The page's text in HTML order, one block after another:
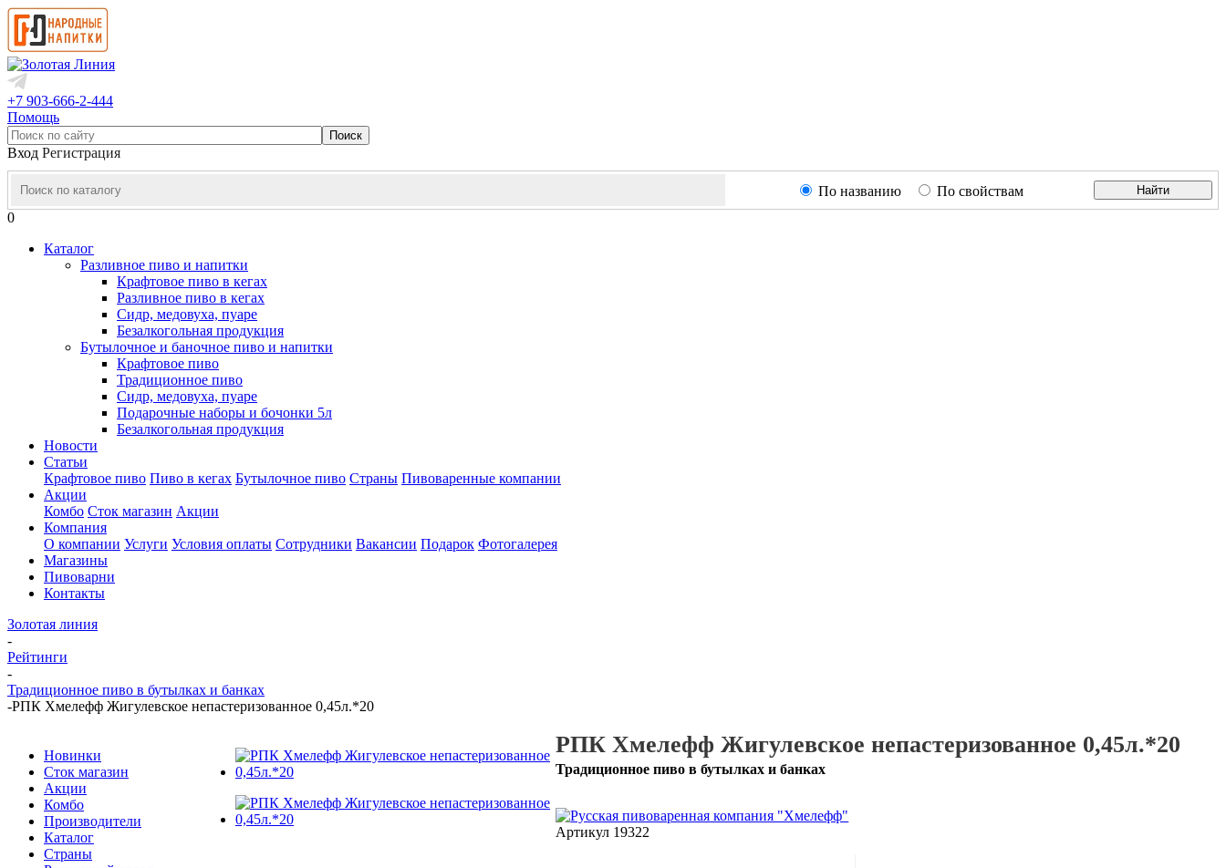
+7 903-666-2-444
Помощь
Вход Регистрация
По названию По свойствам Найти
0
Каталог
Разливное пиво и напитки
Крафтовое пиво в кегах
Разливное пиво в кегах
Сидр, медовуха, пуаре
Безалкогольная продукция
Бутылочное и баночное пиво и напитки
Крафтовое пиво
Традиционное пиво
Сидр, медовуха, пуаре
Подарочные наборы и бочонки 5л
Безалкогольная продукция
Новости
Статьи
Крафтовое пиво Пиво в кегах Бутылочное пиво Страны Пивоваренные компании
Акции
Комбо Сток магазин Акции
Компания
О компании Услуги Условия оплаты Сотрудники Вакансии Подарок Фотогалерея
Магазины
Пивоварни
Контакты
Золотая линия
-
Рейтинги
-
Традиционное пиво в бутылках и банках
-РПК Хмелефф Жигулевское непастеризованное 0,45л.*20
Новинки
Сток магазин
Акции
Комбо
Производители
Каталог
Страны
РПК Хмелефф Жигулевское непастеризованное 0,45л.*20
Традиционное пиво в бутылках и банках
Артикул 19322